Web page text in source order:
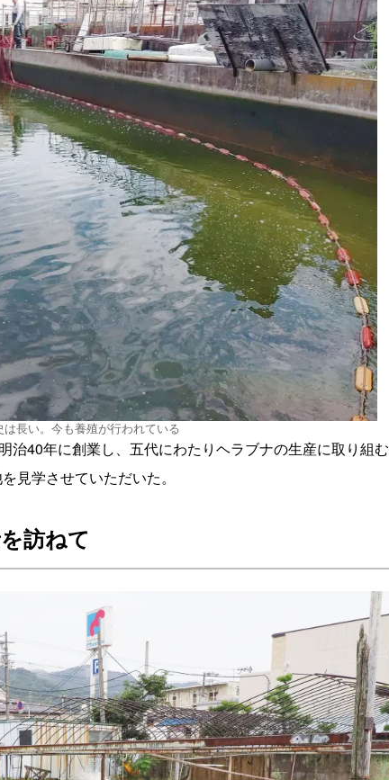
長い。今も養殖が行われている
治40年に創業し、五代にわたりヘラブナの生産に取り組む
見学させていただいた。
訪ねて